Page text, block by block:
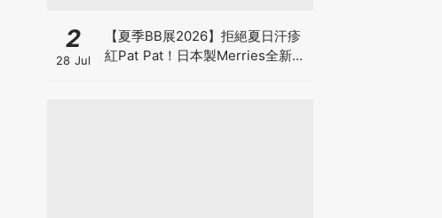
2
28 Jul
【夏季BB展2026】拒絕夏日汗疹
紅Pat Pat！日本製Merries全新超